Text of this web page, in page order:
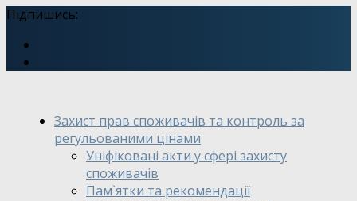
Підпишись:
Захист прав споживачів та контроль за
регульованими цінами
Уніфіковані акти у сфері захисту
споживачів
Пам`ятки та рекомендації